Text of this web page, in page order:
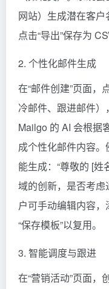
网站）生成潜在客户
点击“导出”保存为
2. 个性化邮件生成
在“邮件创建”页面，
冷邮件、跟进邮件）
Mailgo 的 AI 会根据
成个性化邮件内容
能生成：“尊敬的 [
域的创新，是否考虑
户可手动编辑内容
“保存模板”以复用。
3. 智能调度与跟进
在“营销活动”页面，